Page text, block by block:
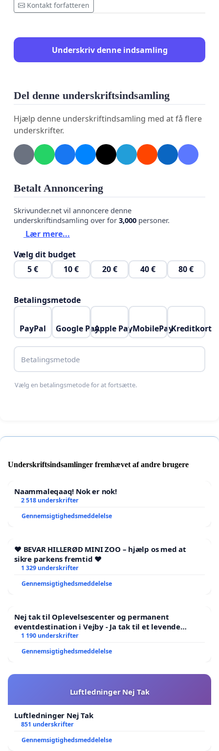
Kontakt forfatteren
Underskriv denne indsamling
Del denne underskriftsindsamling
Hjælp denne underskriftindsamling med at få flere
underskrifter.
Betalt Annoncering
Skrivunder.net vil annoncere denne
underskriftindsamling over for 3,000 personer.
Lær mere...
Vælg dit budget
5 €
10 € 20 € 40 € 80 €
Betalingsmetode
PayPal Google PayApple PayMobilePayKreditkort
Betalingsmetode
Vælg en betalingsmetode for at fortsætte.
Underskriftsindsamlinger fremhævet af andre brugere
Naammaleqaaq! Nok er nok!
2 518 underskrifter
Gennemsigtighedsmeddelelse
❤️ BEVAR HILLERØD MINI ZOO – hjælp os med at
sikre parkens fremtid ❤️
1 329 underskrifter
Gennemsigtighedsmeddelelse
Nej tak til Oplevelsescenter og permanent
eventdestination i Vejby - Ja tak til et levende
lokalområde i balance
1 190 underskrifter
Gennemsigtighedsmeddelelse
Luftledninger Nej Tak
Luftledninger Nej Tak
851 underskrifter
Gennemsigtighedsmeddelelse